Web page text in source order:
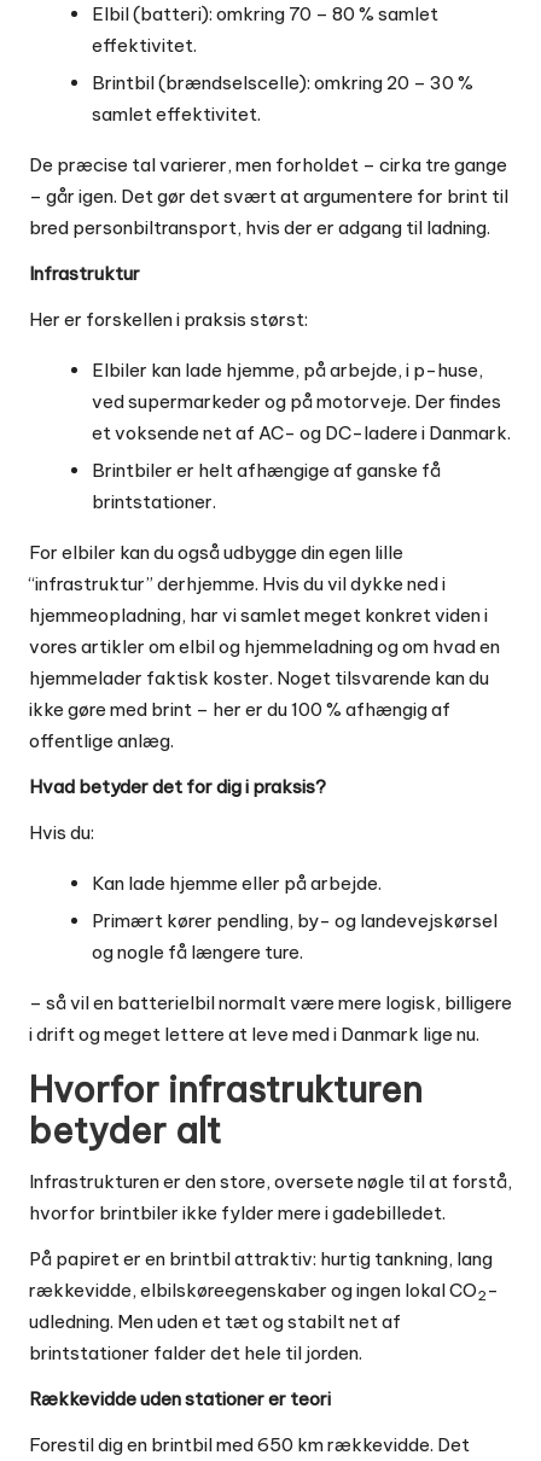
Elbil (batteri): omkring 70 – 80 % samlet
effektivitet.
Brintbil (brændselscelle): omkring 20 – 30 %
samlet effektivitet.
De præcise tal varierer, men forholdet – cirka tre gange
– går igen. Det gør det svært at argumentere for brint til
bred personbiltransport, hvis der er adgang til ladning.
Infrastruktur
Her er forskellen i praksis størst:
Elbiler kan lade hjemme, på arbejde, i p-huse,
ved supermarkeder og på motorveje. Der findes
et voksende net af AC- og DC-ladere i Danmark.
Brintbiler er helt afhængige af ganske få
brintstationer.
For elbiler kan du også udbygge din egen lille
“infrastruktur” derhjemme. Hvis du vil dykke ned i
hjemmeopladning, har vi samlet meget konkret viden i
vores artikler omelbil og hjemmeladningog om hvad en
hjemmelader faktisk koster. Noget tilsvarende kan du
ikke gøre med brint – her er du 100 % afhængig af
offentlige anlæg.
Hvad betyder det for dig i praksis?
Hvis du:
Kan lade hjemme eller på arbejde.
Primært kører pendling, by- og landevejskørsel
og nogle få længere ture.
– så vil en batterielbil normalt være mere logisk, billigere
i drift og meget lettere at leve med i Danmark lige nu.
Hvorfor infrastrukturen
betyder alt
Infrastrukturen er den store, oversete nøgle til at forstå,
hvorfor brintbiler ikke fylder mere i gadebilledet.
På papiret er en brintbil attraktiv: hurtig tankning, lang
rækkevidde, elbilskøreegenskaber og ingen lokal CO2-
udledning. Men uden et tæt og stabilt net af
brintstationer falder det hele til jorden.
Rækkevidde uden stationer er teori
Forestil dig en brintbil med 650 km rækkevidde. Det